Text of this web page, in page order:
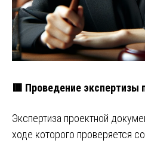
🟥 Проведение экспертизы
Экспертиза проектной
ходе которого проверяется